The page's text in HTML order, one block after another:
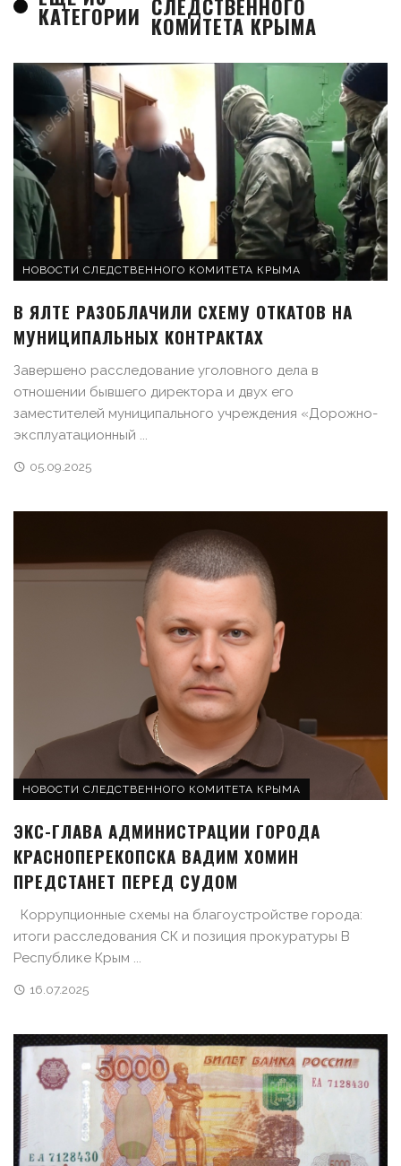
КАТЕГОРИИ СЛЕДСТВЕННОГО
КОМИТЕТА КРЫМА
НОВОСТИ СЛЕДСТВЕННОГО КОМИТЕТА КРЫМА
В ЯЛТЕ РАЗОБЛАЧИЛИ СХЕМУ ОТКАТОВ НА
МУНИЦИПАЛЬНЫХ КОНТРАКТАХ
Завершено расследование уголовного дела в
отношении бывшего директора и двух его
заместителей муниципального учреждения «Дорожно-
эксплуатационный ...
05.09.2025
НОВОСТИ СЛЕДСТВЕННОГО КОМИТЕТА КРЫМА
ЭКС-ГЛАВА АДМИНИСТРАЦИИ ГОРОДА
КРАСНОПЕРЕКОПСКА ВАДИМ ХОМИН
ПРЕДСТАНЕТ ПЕРЕД СУДОМ
Коррупционные схемы на благоустройстве города:
итоги расследования СК и позиция прокуратуры В
Республике Крым ...
16.07.2025